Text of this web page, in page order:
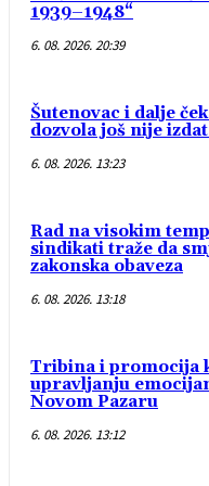
1939–1948“
6. 08. 2026. 20:39
Šutenovac i dalje
dozvola još nije
6. 08. 2026. 13:23
Rad na visokim
sindikati traže da
zakonska obaveza
6. 08. 2026. 13:18
Tribina i promocija
upravljanju
Novom Pazaru
6. 08. 2026. 13:12